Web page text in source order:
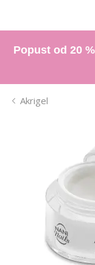
Popust od 20
Akrigel